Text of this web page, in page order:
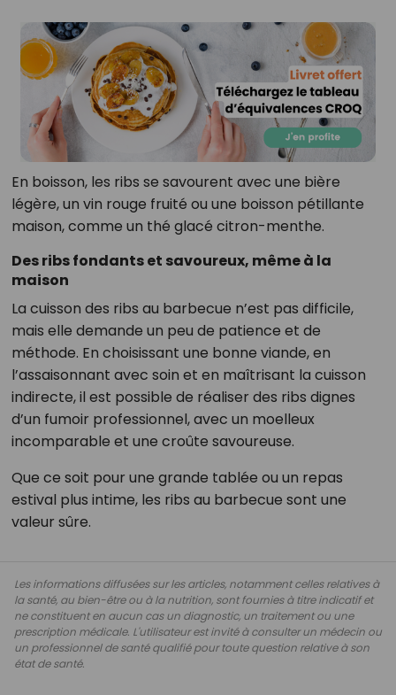
En boisson, les ribs se savourent avec une bière
légère, un vin rouge fruité ou une boisson pétillante
maison, comme un thé glacé citron-menthe.
Des ribs fondants et savoureux, même à la
maison
La cuisson des ribs au barbecue n’est pas difficile,
mais elle demande un peu de patience et de
méthode. En choisissant une bonne viande, en
l’assaisonnant avec soin et en maîtrisant la cuisson
indirecte, il est possible de réaliser des ribs dignes
d’un fumoir professionnel, avec un moelleux
incomparable et une croûte savoureuse.
Que ce soit pour une grande tablée ou un repas
estival plus intime, les ribs au barbecue sont une
valeur sûre.
Les informations diffusées sur les articles, notamment celles relatives à
la santé, au bien-être ou à la nutrition, sont fournies à titre indicatif et
ne constituent en aucun cas un diagnostic, un traitement ou une
prescription médicale. L'utilisateur est invité à consulter un médecin ou
un professionnel de santé qualifié pour toute question relative à son
état de santé.